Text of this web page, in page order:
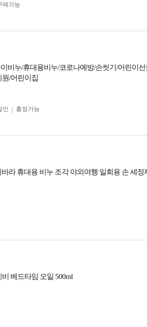
매가능
비누/휴대용비누/코로나예방/손씻기/어린이
원/어린이집
인
흥정가능
바라 휴대용 비누 조각 야외여행 일회용 손 세정
베드타임 오일 500ml